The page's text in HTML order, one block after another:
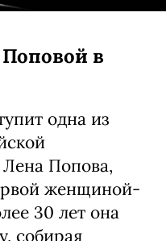
в
одна из
Попова,
женщиной-
30 лет она
собирая